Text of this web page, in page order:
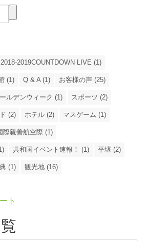
2018-2019COUNTDOWN LIVE (1)
(1) Q & A (1) お客様の声 (25)
ルデンウィーク (1) スポーツ (2)
(2) ホテル (2) マスゲーム (1)
際親善航空際 (1)
共和国イベント速報！ (1) 平壌 (2)
(1) 観光地 (16)
ト